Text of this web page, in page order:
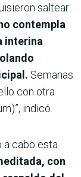
saltear.
contempla
interina
Semanas
con otra
indicó.
a cabo esta
con